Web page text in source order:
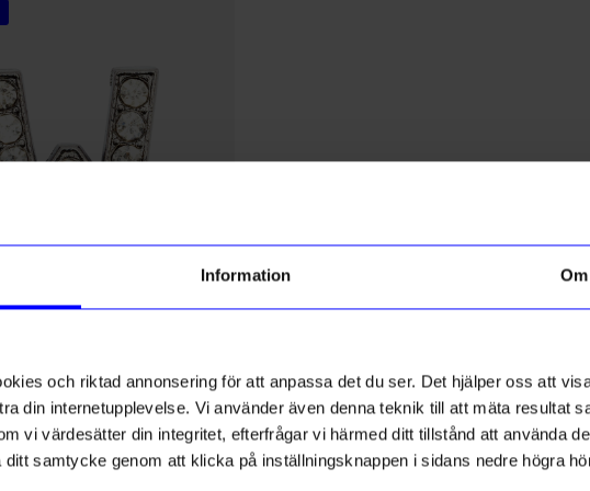
Information Om
och riktad annonsering för att anpassa det du ser. Det hjälper oss att
din internetupplevelse. Vi använder även denna teknik till att mäta resultat
vi värdesätter din integritet, efterfrågar vi härmed ditt tillstånd att använda
ditt samtycke genom att klicka på inställningsknappen i sidans nedre högra
Rhinestone DRMZ F - Silver Rhinestone
49kr
I lager
första köp
unika erbjudanden!
får du10% rabattpå ditt
första köp.